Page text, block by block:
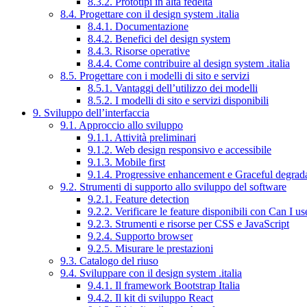
8.4. Progettare con il design system .italia
8.4.1. Documentazione
8.4.2. Benefici del design system
8.4.3. Risorse operative
8.4.4. Come contribuire al design system .italia
8.5. Progettare con i modelli di sito e servizi
8.5.1. Vantaggi dell’utilizzo dei modelli
8.5.2. I modelli di sito e servizi disponibili
9. Sviluppo dell’interfaccia
9.1. Approccio allo sviluppo
9.1.1. Attività preliminari
9.1.2. Web design responsivo e accessibile
9.1.3. Mobile first
9.1.4. Progressive enhancement e Graceful
9.2. Strumenti di supporto allo sviluppo del software
9.2.1. Feature detection
9.2.2. Verificare le feature disponibili con Can I
9.2.3. Strumenti e risorse per CSS e JavaScript
9.2.4. Supporto browser
9.2.5. Misurare le prestazioni
9.3. Catalogo del riuso
9.4. Sviluppare con il design system .italia
9.4.1. Il framework Bootstrap Italia
9.4.2. Il kit di sviluppo React